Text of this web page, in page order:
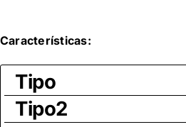
Características:
Tipo
Tipo2